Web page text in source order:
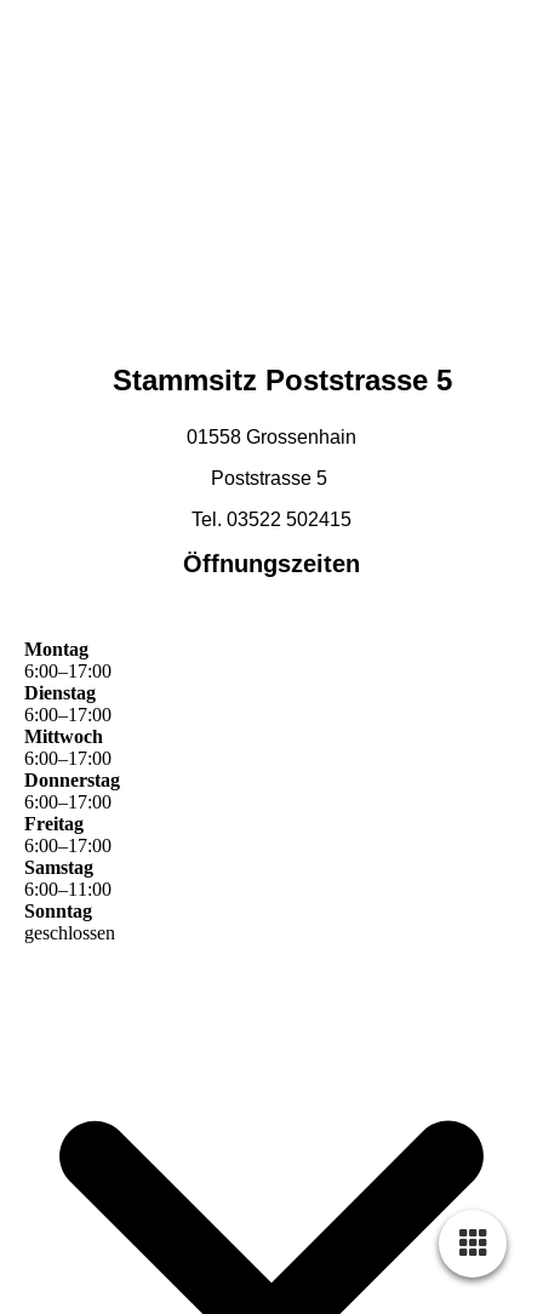
Stammsitz Poststrasse 5
01558 Grossenhain
Poststrasse 5
Tel. 03522 502415
Öffnungszeiten
Montag
6:00–17:00
Dienstag
6:00–17:00
Mittwoch
6:00–17:00
Donnerstag
6:00–17:00
Freitag
6:00–17:00
Samstag
6:00–11 :00
Sonntag
geschlossen